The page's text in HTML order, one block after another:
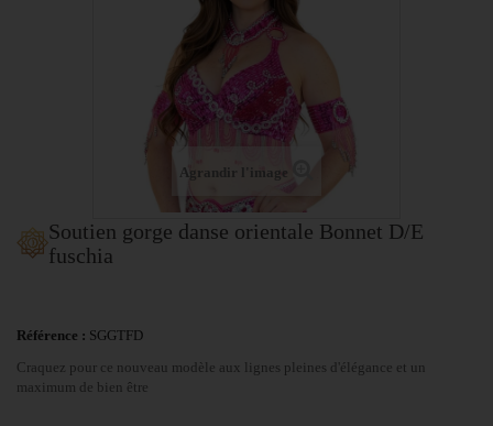
Agrandir l'image
Soutien gorge danse orientale Bonnet D/E
fuschia
Référence : SGGTFD
Craquez pour ce nouveau modèle aux lignes pleines d'élégance et un
maximum de bien être